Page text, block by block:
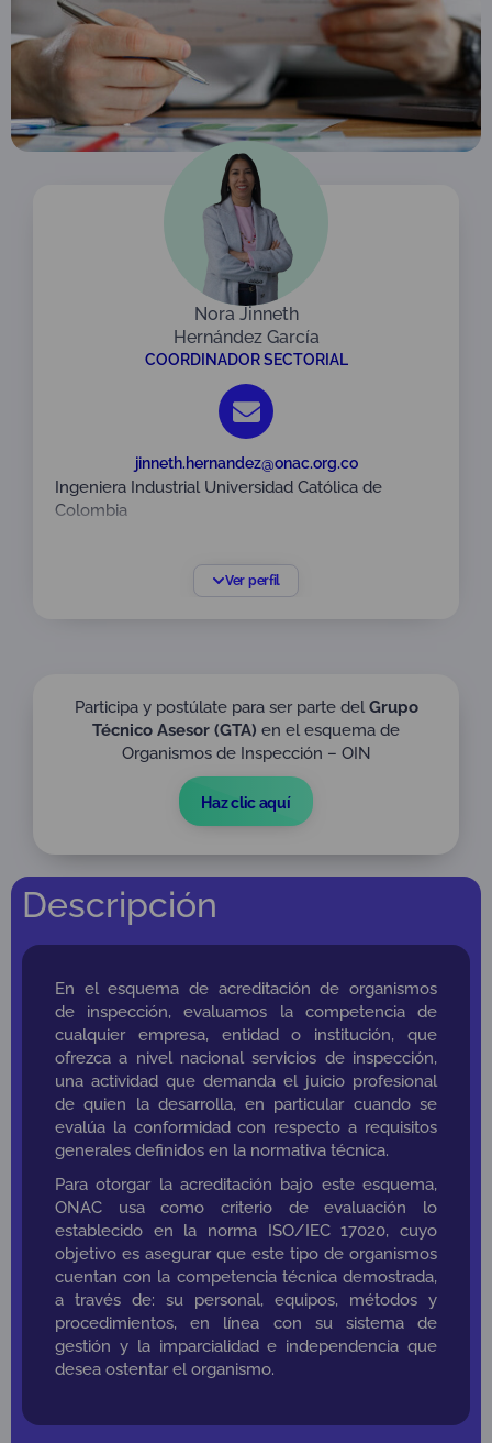
Nora Jinneth
Hernández García
COORDINADOR SECTORIAL
jinneth.hernandez@onac.org.co
Ingeniera Industrial Universidad Católica de
Colombia
Competitividad de la Pontificia Universidad
responsabilidad social empresarial y en
organismos de inspección acreditados bajo
ISO/IEC 17020.
Formadora interna a nivel organizacional en
sistemas de gestión integral y de la norma
ISO/IEC 17020. Auditora de primera y segunda
parte en ISO/IEC 17020, Sistemas de Gestión
Integral ISO 9001, ISO 14001, OHSAS 18001.
Vinculada a ONAC desde 2017 como
Verificación Metrológica
Ver perfil
Participa y postúlate para ser parte del Grupo
Técnico Asesor (GTA) en el esquema de
Organismos de Inspección – OIN
Haz clic aquí
Descripción
En el esquema de acreditación de organismos
de inspección, evaluamos la competencia de
cualquier empresa, entidad o institución, que
ofrezca a nivel nacional servicios de inspección,
una actividad que demanda el juicio profesional
de quien la desarrolla, en particular cuando se
evalúa la conformidad con respecto a requisitos
generales definidos en la normativa técnica.
Para otorgar la acreditación bajo este esquema,
ONAC usa como criterio de evaluación lo
establecido en la norma ISO/IEC 17020, cuyo
objetivo es asegurar que este tipo de organismos
cuentan con la competencia técnica demostrada,
a través de: su personal, equipos, métodos y
procedimientos, en línea con su sistema de
gestión y la imparcialidad e independencia que
desea ostentar el organismo.